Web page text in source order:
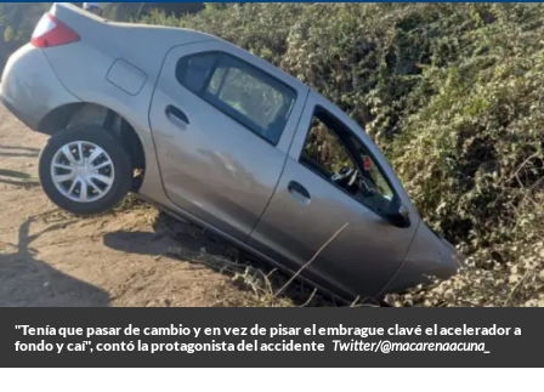
"Tenía que pasar de cambio y en vez de pisar el embrague clavé el acelerador a
fondo y caí", contó la protagonista del accidente Twitter/@macarenaacuna_